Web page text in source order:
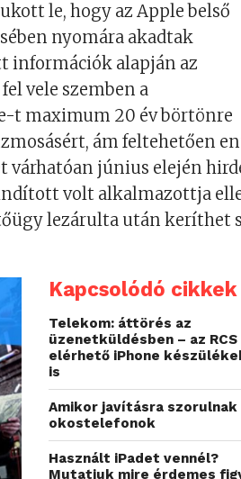
le, hogy az Apple belső
nyomára akadtak
információk alapján az
vele szemben a
t maximum 20 év börtönre
ám feltehetően
várhatóan június elején
volt alkalmazottja
lezárulta után keríthet
Kapcsolódó cikkek
Telekom: áttörés az
üzenetküldésben – az RCS
elérhető iPhone
is
Amikor javításra szorulnak
okostelefonok
Használt iPadet vennél?
Mutatjuk mire érdemes